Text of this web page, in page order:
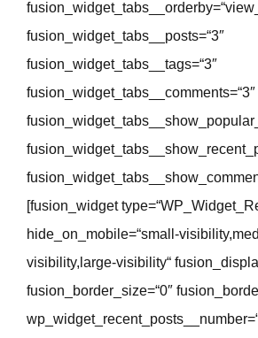
fusion_widget_tabs__posts=“3″
fusion_widget_tabs__tags=“3″
fusion_widget_tabs__comments=“3″
[fusion_widget
hide_on_mobile=“small-
visibility,large-visibility“
fusion_border_size=“0″